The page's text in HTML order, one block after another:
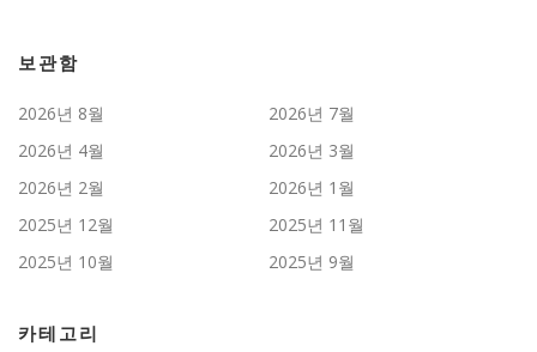
보관함
2026년 8월
2026년 7월
2026년 4월
2026년 3월
2026년 2월
2026년 1월
2025년 12월
2025년 11월
2025년 10월
2025년 9월
카테고리